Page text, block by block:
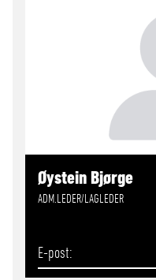
Øystein Bjørge
ADM.LEDER/LAGLEDER
E-post